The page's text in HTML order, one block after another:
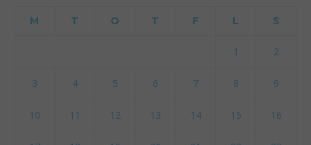
M T O T F L S
1 2
3 4 5 6 7 8 9
10 11 12 13 14 15 16